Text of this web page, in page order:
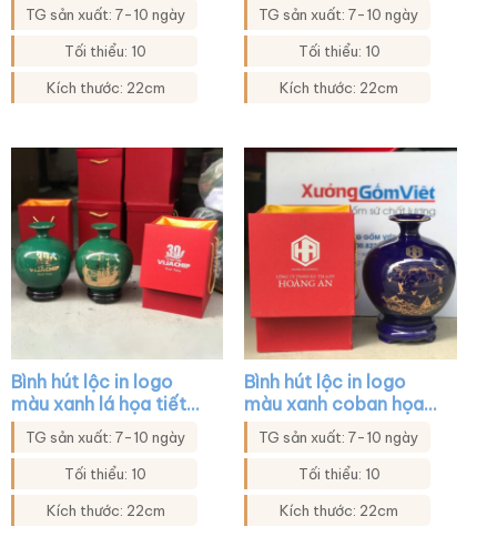
BHL03
TG sản xuất: 7-10 ngày
Tối thiểu: 10
Kích thước: 22cm
xanh vàng kim XG-
BHL44
TG sản xuất: 7-10 ngày
Tối thiểu: 10
Kích thước: 22cm
Bình hút lộc in logo
màu xanh lá họa tiết
thuyền buồm xuôi gió
XG-BHL04
TG sản xuất: 7-10 ngày
Tối thiểu: 10
Kích thước: 22cm
Bình hút lộc in logo
màu xanh coban họa
tiết cảnh biển và
thuyền XG-BHL13
TG sản xuất: 7-10 ngày
Tối thiểu: 10
Kích thước: 22cm